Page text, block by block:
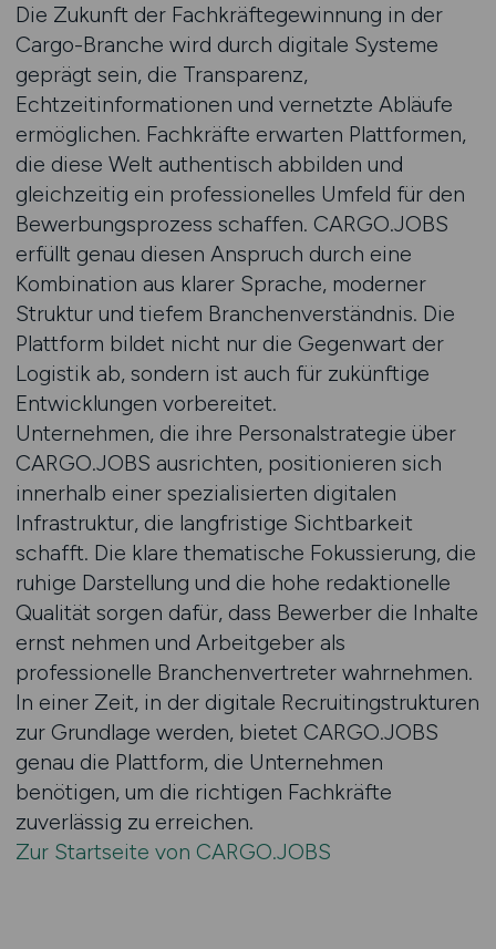
Die Zukunft der Fachkräftegewinnung in der
Cargo-Branche wird durch digitale Systeme
geprägt sein, die Transparenz,
Echtzeitinformationen und vernetzte Abläufe
ermöglichen. Fachkräfte erwarten Plattformen,
die diese Welt authentisch abbilden und
gleichzeitig ein professionelles Umfeld für den
Bewerbungsprozess schaffen. CARGO.JOBS
erfüllt genau diesen Anspruch durch eine
Kombination aus klarer Sprache, moderner
Struktur und tiefem Branchenverständnis. Die
Plattform bildet nicht nur die Gegenwart der
Logistik ab, sondern ist auch für zukünftige
Entwicklungen vorbereitet.
Unternehmen, die ihre Personalstrategie über
CARGO.JOBS ausrichten, positionieren sich
innerhalb einer spezialisierten digitalen
Infrastruktur, die langfristige Sichtbarkeit
schafft. Die klare thematische Fokussierung, die
ruhige Darstellung und die hohe redaktionelle
Qualität sorgen dafür, dass Bewerber die Inhalte
ernst nehmen und Arbeitgeber als
professionelle Branchenvertreter wahrnehmen.
In einer Zeit, in der digitale Recruitingstrukturen
zur Grundlage werden, bietet CARGO.JOBS
genau die Plattform, die Unternehmen
benötigen, um die richtigen Fachkräfte
zuverlässig zu erreichen.
Zur Startseite von CARGO.JOBS